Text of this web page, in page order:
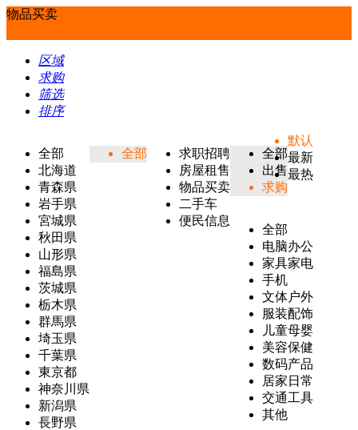
物品买卖
区域
求购
筛选
排序
全部
北海道
青森県
岩手県
宮城県
秋田県
山形県
福島県
茨城県
栃木県
群馬県
埼玉県
千葉県
東京都
神奈川県
新潟県
長野県
全部
求职招聘
房屋租售
物品买卖
二手车
便民信息
全部
出售
求购
全部
电脑办公
家具家电
手机
文体户外
服装配饰
儿童母婴
美容保健
数码产品
居家日常
交通工具
其他
默认
最新
最热